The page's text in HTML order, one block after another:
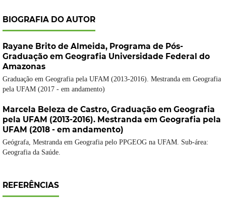
BIOGRAFIA DO AUTOR
Rayane Brito de Almeida, Programa de Pós-
Graduação em Geografia Universidade Federal do
Amazonas
Graduação em Geografia pela UFAM (2013-2016). Mestranda em Geografia
pela UFAM (2017 - em andamento)
Marcela Beleza de Castro, Graduação em Geografia
pela UFAM (2013-2016). Mestranda em Geografia pela
UFAM (2018 - em andamento)
Geógrafa, Mestranda em Geografia pelo PPGEOG na UFAM. Sub-área:
Geografia da Saúde.
REFERÊNCIAS